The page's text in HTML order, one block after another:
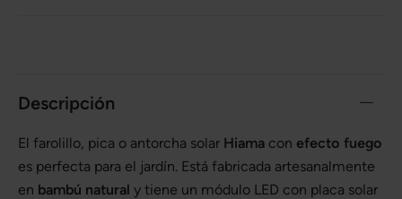
Descripción
El farolillo, pica o antorcha solar Hiama con efecto fuego
es perfecta para el jardín. Está fabricada artesanalmente
en bambú natural y tiene un módulo LED con placa solar